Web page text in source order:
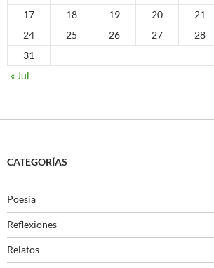
17
18 19 20 21
24
25 26 27 28
31
« Jul
CATEGORÍAS
Poesía
Reflexiones
Relatos